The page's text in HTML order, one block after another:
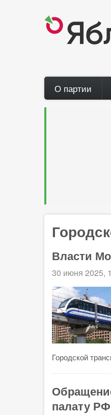
Main
navigation
О партии
Власти
30 июня 2025,
Городской
палату